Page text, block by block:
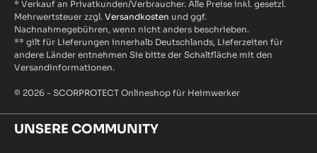
* Verkauf an Privatkunden/Verbraucher. Alle Preise inkl. gesetzl.
Mehrwertsteuer zzgl. Versandkosten und ggf.
Nachnahmegebühren, wenn nicht anders beschrieben.
** gilt für Lieferungen innerhalb Deutschlands, Lieferzeiten für
andere Länder entnehmen Sie bitte der Schaltfläche mit den
Versandinformationen.
© 2026 - SCORPROTECT Onlineshop für Heimwerker
UNSERE COMMUNITY